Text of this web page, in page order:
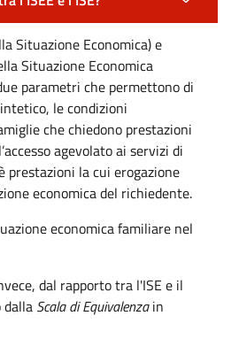
Situazione Economica) e
Situazione Economica
parametri che permettono di
le condizioni
che chiedono prestazioni
agevolato ai servizi di
prestazioni la cui erogazione
economica del richiedente.
economica familiare nel
dal rapporto tra l'ISE e il
Scala di Equivalenzain